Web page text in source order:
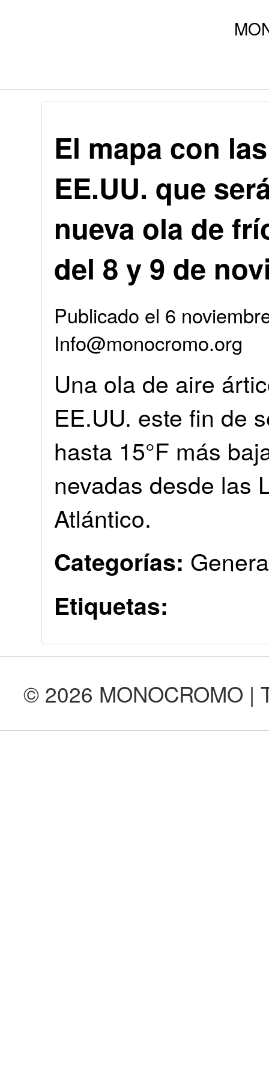
El mapa con
EE.UU. que
nueva ola de
del 8 y 9 de
Publicado el 6
Info@monocromo.org
Una ola de aire
EE.UU. este fin de
hasta 15°F más
nevadas desde las
Atlántico.
Categorías:
Etiquetas:
© 2026 MONOCROMO |